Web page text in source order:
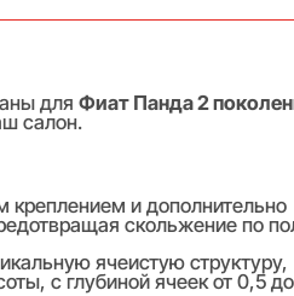
для Фиат Панда 2
салон.
и дополнительно
скольжение по
ячеистую структуру,
с глубиной ячеек от 0,5